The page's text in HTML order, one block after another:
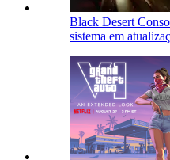
Black Desert
sistema em